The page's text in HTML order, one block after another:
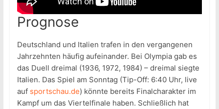
Prognose
Deutschland und Italien trafen in den vergangenen
Jahrzehnten häufig aufeinander. Bei Olympia gab es
das Duell dreimal (1936, 1972, 1984) – dreimal siegte
Italien. Das Spiel am Sonntag (Tip-Off: 6:40 Uhr, live
auf sportschau.de) könnte bereits Finalcharakter im
Kampf um das Viertelfinale haben. Schließlich hat